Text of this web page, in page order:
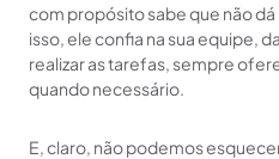
com propósito sabe que não
isso, ele confia na sua equipe,
realizar as tarefas, sempre
quando necessário.
E, claro, não podemos